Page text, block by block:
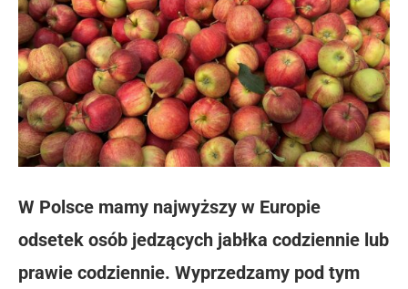
W Polsce mamy najwyższy w Europie
odsetek osób jedzących jabłka codziennie lub
prawie codziennie. Wyprzedzamy pod tym